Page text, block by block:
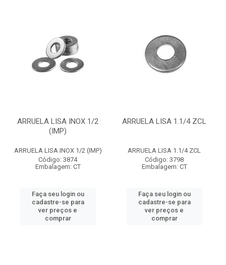
ARRUELA LISA INOX 1/2
(IMP)
ARRUELA LISA INOX 1/2 (IMP)
Código: 3874
Embalagem: CT
Faça seu login ou
cadastre-se para
ver preços e
comprar
ARRUELA LISA 1.1/4 ZCL
ARRUELA LISA 1.1/4 ZCL
Código: 3798
Embalagem: CT
Faça seu login ou
cadastre-se para
ver preços e
comprar